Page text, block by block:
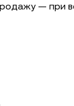
— при